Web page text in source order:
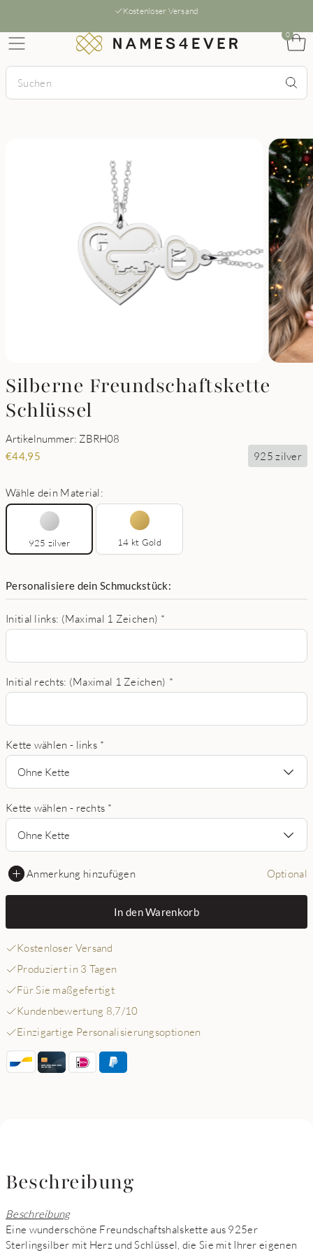
Kostenloser Versand
0
Silberne Freundschaftskette
Schlüssel
Artikelnummer: ZBRH08
€44,95 925 zilver
Wähle dein Material:
925 zilver 14 kt Gold
Personalisiere dein Schmuckstück:
Initial links: (Maximal 1 Zeichen) *
Initial rechts: (Maximal 1 Zeichen) *
Kette wählen - links *
Ohne Kette
Kette wählen - rechts *
Ohne Kette
Anmerkung hinzufügen Optional
In den Warenkorb
Kostenloser Versand
Produziert in 3 Tagen
Für Sie maßgefertigt
Kundenbewertung 8,7/10
Einzigartige Personalisierungsoptionen
Beschreibung
Beschreibung
Eine wunderschöne Freundschaftshalskette aus 925er
Sterlingsilber mit Herz und Schlüssel, die Sie mit Ihrer eigenen